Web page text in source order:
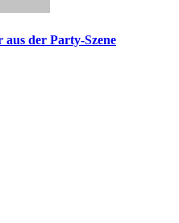
aus der Party-Szene